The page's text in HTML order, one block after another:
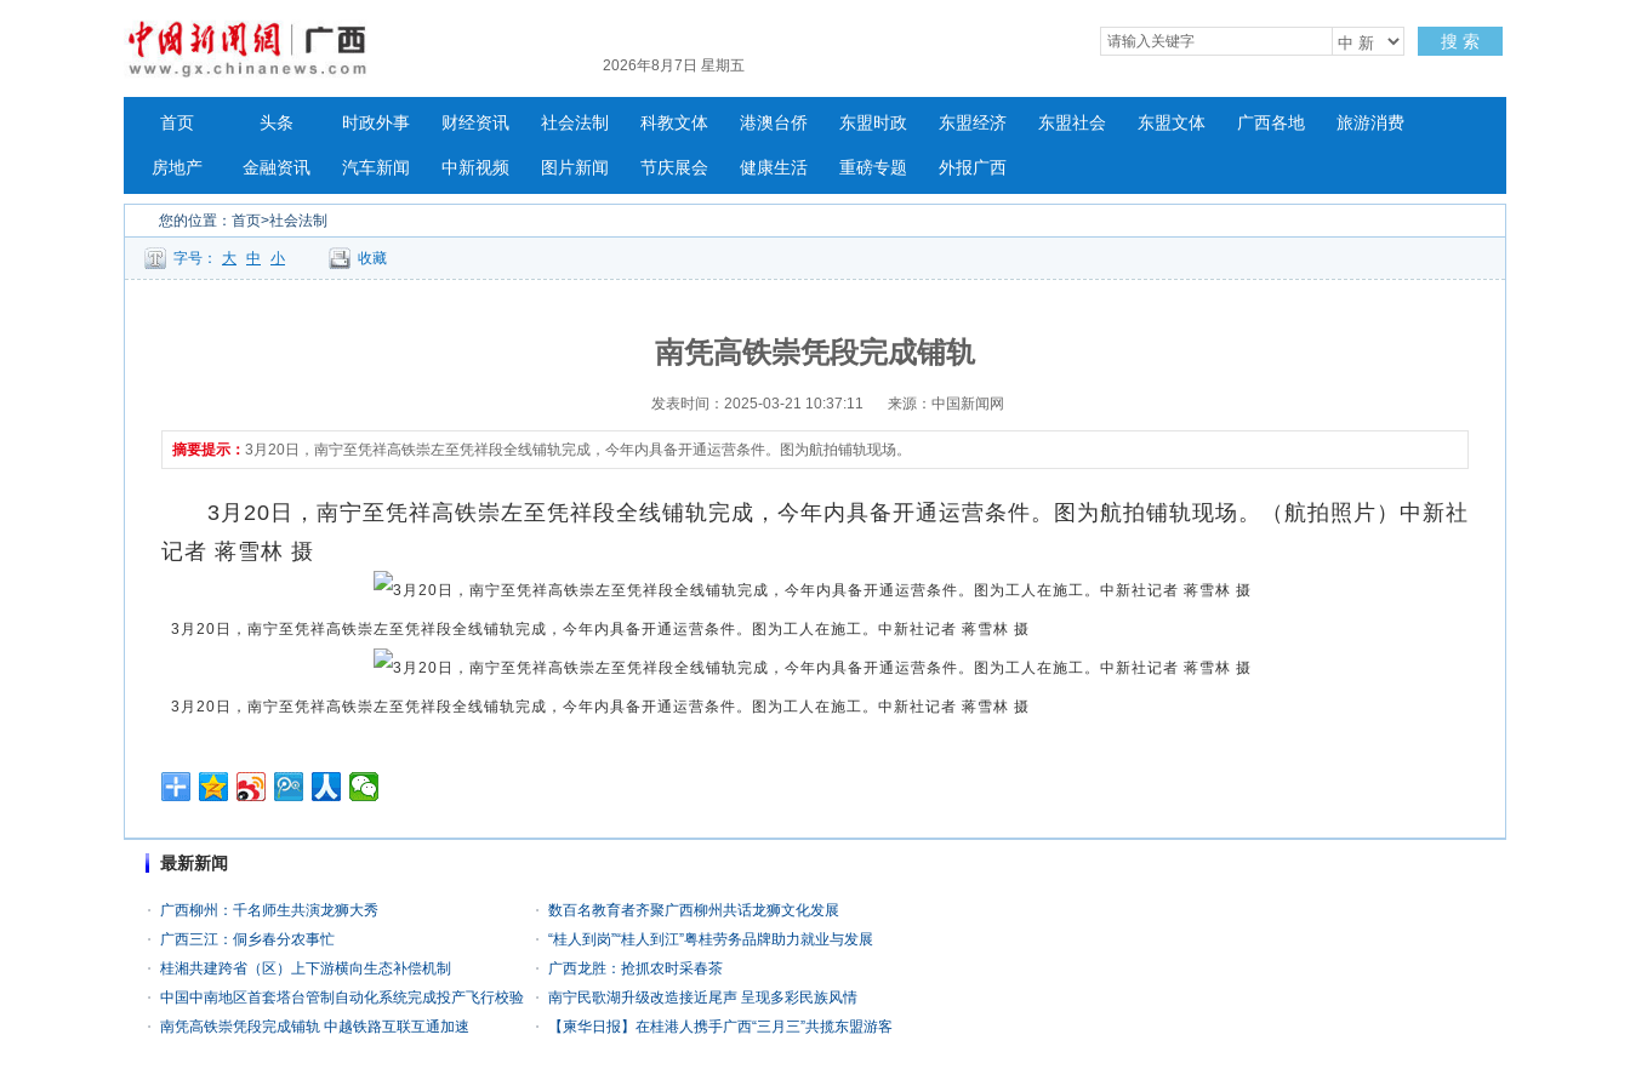
2026年8月7日 星期五
搜 索
首页 头条 时政外事 财经资讯 社会法制 科教文体 港澳台侨 东盟时政 东盟经济 东盟社会 东盟文体 广西各地 旅游消费
房地产 金融资讯 汽车新闻 中新视频 图片新闻 节庆展会 健康生活 重磅专题 外报广西
您的位置： 首页>社会法制
字号： 大 中 小 收藏
南凭高铁崇凭段完成铺轨
发表时间：2025-03-21 10:37:11 来源：中国新闻网
摘要提示： 3月20日，南宁至凭祥高铁崇左至凭祥段全线铺轨完成，今年内具备开通运营条件。图为航拍铺轨现场。
3月20日，南宁至凭祥高铁崇左至凭祥段全线铺轨完成，今年内具备开通运营条件。图为航拍铺轨现场。（航拍照片）中新社
记者 蒋雪林 摄
3月20日，南宁至凭祥高铁崇左至凭祥段全线铺轨完成，今年内具备开通运营条件。图为工人在施工。中新社记者 蒋雪林 摄
3月20日，南宁至凭祥高铁崇左至凭祥段全线铺轨完成，今年内具备开通运营条件。图为工人在施工。中新社记者 蒋雪林 摄
最新新闻
广西柳州：千名师生共演龙狮大秀
数百名教育者齐聚广西柳州共话龙狮文化发展
广西三江：侗乡春分农事忙
“桂人到岗”“桂人到江”粤桂劳务品牌助力就业与发展
桂湘共建跨省（区）上下游横向生态补偿机制
广西龙胜：抢抓农时采春茶
中国中南地区首套塔台管制自动化系统完成投产飞行校验
南宁民歌湖升级改造接近尾声 呈现多彩民族风情
南凭高铁崇凭段完成铺轨 中越铁路互联互通加速
【柬华日报】在桂港人携手广西“三月三”共揽东盟游客